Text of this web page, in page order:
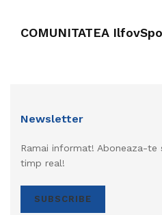
COMUNITATEA
Newsletter
Ramai informat! Aboneaza-
timp real!
SUBSCRIBE